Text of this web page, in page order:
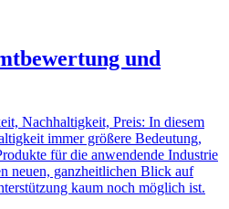
und
Nachhaltigkeit, Preis: In diesem
immer größere Bedeutung,
für die anwendende Industrie
neuen, ganzheitlichen Blick auf
kaum noch möglich ist.